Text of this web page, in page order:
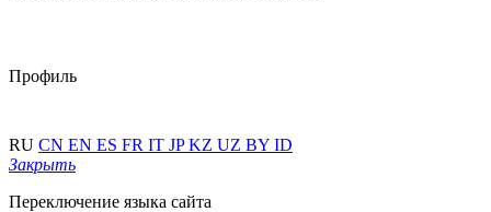
Профиль
RU CN EN ES FR IT JPKZ UZ BY ID
Закрыть
Переключение языка сайта